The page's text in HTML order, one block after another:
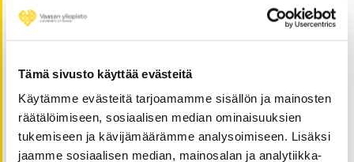
Tämä sivusto käyttää evästeitä
Käytämme evästeitä tarjoamamme sisällön ja mainosten
räätälöimiseen, sosiaalisen median ominaisuuksien
tukemiseen ja kävijämäärämme analysoimiseen. Lisäksi
jaamme sosiaalisen median, mainosalan ja analytiikka-
huhtikuu 2020
tammikuu 2020
marraskuu 2019
lokakuu 2019
syyskuu 2019
elokuu 2019